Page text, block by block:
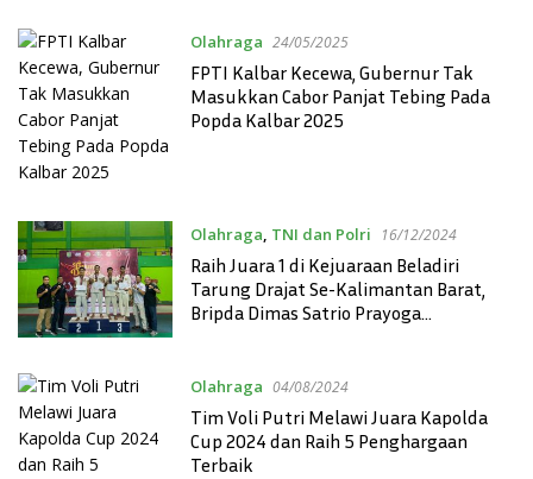
Olahraga 24/05/2025
FPTI Kalbar Kecewa, Gubernur Tak
Masukkan Cabor Panjat Tebing Pada
Popda Kalbar 2025
Olahraga, TNI dan Polri 16/12/2024
Raih Juara 1 di Kejuaraan Beladiri
Tarung Drajat Se-Kalimantan Barat,
Bripda Dimas Satrio Prayoga
Olahraga 04/08/2024
Tim Voli Putri Melawi Juara Kapolda
Cup 2024 dan Raih 5 Penghargaan
Terbaik